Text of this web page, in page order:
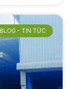
BLOG - TIN TỨC